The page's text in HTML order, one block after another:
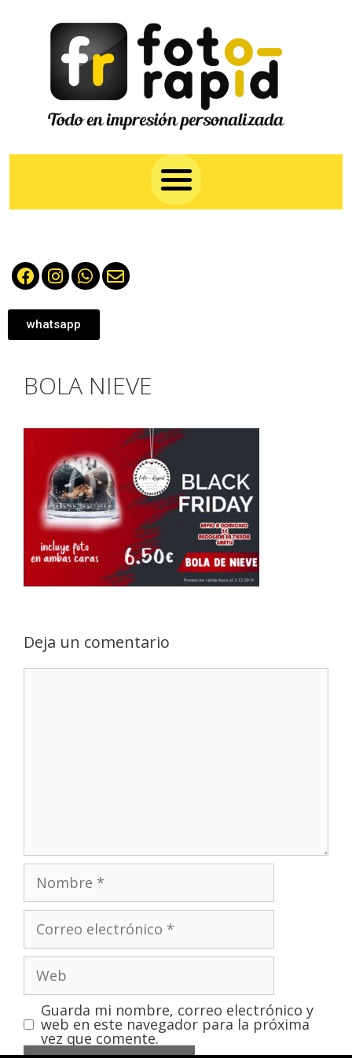
whatsapp
BOLA NIEVE
Deja un comentario
Guarda mi nombre, correo electrónico y
web en este navegador para la próxima
vez que comente.